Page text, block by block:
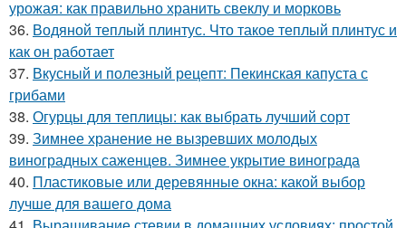
урожая: как правильно хранить свеклу и морковь
36. Водяной теплый плинтус. Что такое теплый плинтус и
как он работает
37. Вкусный и полезный рецепт: Пекинская капуста с
грибами
38. Огурцы для теплицы: как выбрать лучший сорт
39. Зимнее хранение не вызревших молодых
виноградных саженцев. Зимнее укрытие винограда
40. Пластиковые или деревянные окна: какой выбор
лучше для вашего дома